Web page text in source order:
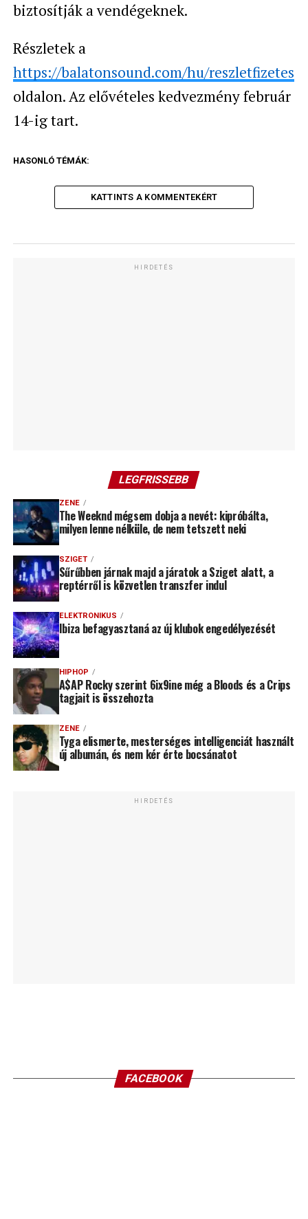
biztosítják a vendégeknek.
Részletek a
https://balatonsound.com/hu/reszletfizetes
oldalon. Az elővételes kedvezmény február
14-ig tart.
HASONLÓ TÉMÁK:
KATTINTS A KOMMENTEKÉRT
HIRDETÉS
LEGFRISSEBB
ZENE
The Weeknd mégsem dobja a nevét: kipróbálta,
milyen lenne nélküle, de nem tetszett neki
SZIGET
Sűrűbben járnak majd a járatok a Sziget alatt, a
reptérről is közvetlen transzfer indul
ELEKTRONIKUS
Ibiza befagyasztaná az új klubok engedélyezését
HIPHOP
A$AP Rocky szerint 6ix9ine még a Bloods és a Crips
tagjait is összehozta
ZENE
Tyga elismerte, mesterséges intelligenciát használt
új albumán, és nem kér érte bocsánatot
HIRDETÉS
FACEBOOK